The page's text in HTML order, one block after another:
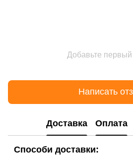
Добавьте первый
Написать
Доставка Оплата
Способи доставки: